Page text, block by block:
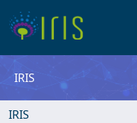
IRIS
IRIS